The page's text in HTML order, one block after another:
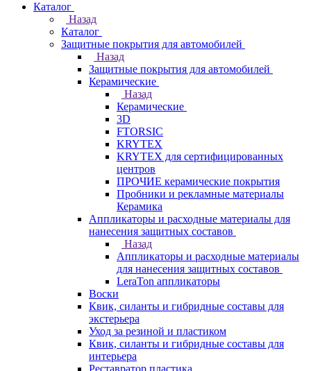
Каталог
Назад
Каталог
Защитные покрытия для автомобилей
Назад
Защитные покрытия для автомобилей
Керамические
Назад
Керамические
3D
FTORSIC
KRYTEX
KRYTEX для сертифицированных
центров
ПРОЧИЕ керамические покрытия
Пробники и рекламные материалы
Керамика
Аппликаторы и расходные материалы для
нанесения защитных составов
Назад
Аппликаторы и расходные материалы
для нанесения защитных составов
LeraTon аппликаторы
Воски
Квик, силанты и гибридные составы для
экстерьера
Уход за резиной и пластиком
Квик, силанты и гибридные составы для
интерьера
Реставратор пластика